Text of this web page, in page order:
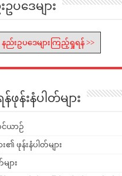
ပဒေများ
နည်းဥပဒေများကြည့်ရှုရန် >>
းနံပါတ်များ
ယာဉ်
၏ ဖုန်းနံပါတ်များ
ျား